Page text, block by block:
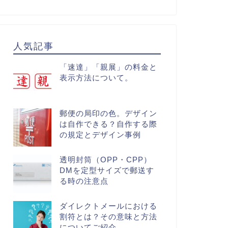
人気記事
「速達」「親展」の料金と
表示方法について。
郵便の局印の色。デザイン
は自作できる？自作する際
の規定とデザイン事例
透明封筒（OPP・CPP）
DMを定型サイズで郵送す
る時の注意点
ダイレクトメールにおける
割符とは？その意味と方法